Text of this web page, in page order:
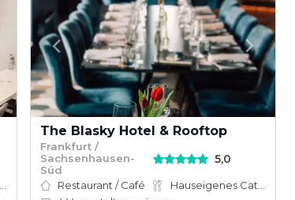
The Blasky Hotel & Rooftop
Frankfurt /
Sachsenhausen-
Süd
5,0
Restaurant / Café